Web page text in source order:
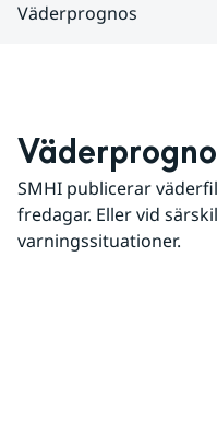
Väderprognos
SMHI publicerar
fredagar. Eller vid
varningssituationer.